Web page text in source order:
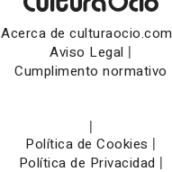
Acerca de culturaocio.com
Aviso Legal |
Cumplimento normativo
|
Política de Cookies |
Política de Privacidad |